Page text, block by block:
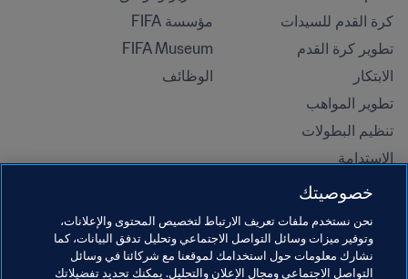
كرة القدم للسيدات
تطوير كرة القدم
الابتكار
تطوير المواهب
تنظيم البطولات
الاستدامة
حقوق الإنسان ومناهضة التمييز
المبادرات التعليمية
مؤسسة FIFA
FIFA Museum
الوظائف
خصوصيتك
نحن نستخدم ملفات تعريف الارتباط لتخصيص المحتوى والإعلانات،
وتوفير ميزات وسائل التواصل الاجتماعي وتحليل تدفق البيانات، كما
نشارك معلومات حول استخدامك لموقعنا مع شركائنا في وسائل
التواصل الاجتماعي ومجال الإعلان والتحليل. يمكنك تحديد تفضيلاتك